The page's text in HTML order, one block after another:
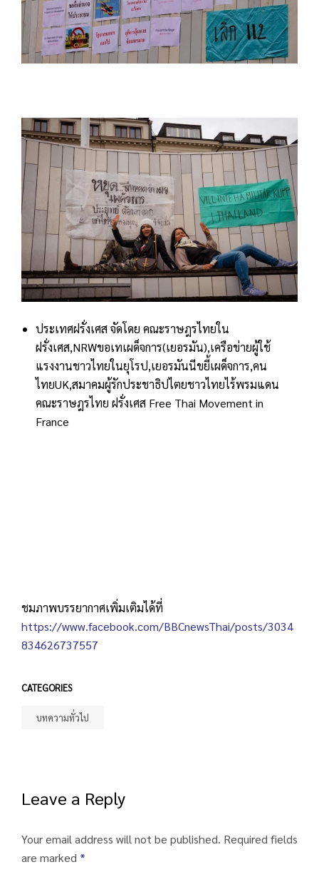
ประเทศฝรั่งเศส จัดโดย คณะราษฎรไทยใน
ฝรั่งเศส,NRWขอเทเผด็จการ(เยอรมัน),เครือข่ายผู้ใช้
แรงงานชาวไทยในยุโรป,เยอรมันนีขยี้เผด็จการ,คน
ไทยUK,สมาคมผู้รักประชาธิปไตยชาวไทยไร้พรมแดน
คณะราษฎรไทย ฝรั่งเศส Free Thai Movement in
France
ชมภาพบรรยากาศเพิ่มเติมได้ที่
https://www.facebook.com/BBCnewsThai/posts/3034
834626737557
CATEGORIES
บทความทั่วไป
Leave a Reply
Your email address will not be published. Required fields
are marked *